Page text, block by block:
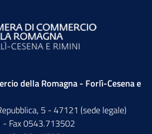
della Romagna - Forlì-Cesena e
5 - 47121 (sede legale)
Fax 0543.713502